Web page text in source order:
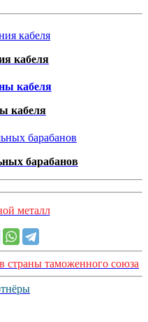
кабеля
кабеля
барабанов
металл
страны таможенного союза